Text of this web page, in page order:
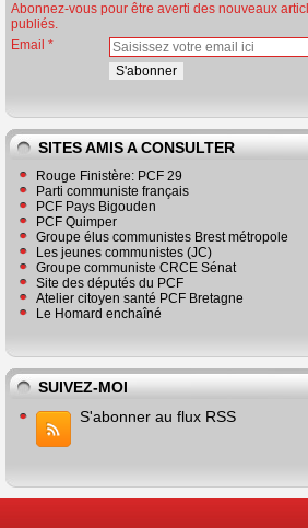
Abonnez-vous pour être averti des nouveaux
publiés.
Email
SITES AMIS A CONSULTER
Rouge Finistère: PCF 29
Parti communiste français
PCF Pays Bigouden
PCF Quimper
Groupe élus communistes Brest métropole
Les jeunes communistes (JC)
Groupe communiste CRCE Sénat
Site des députés du PCF
Atelier citoyen santé PCF Bretagne
Le Homard enchaîné
SUIVEZ-MOI
S'abonner au flux RSS